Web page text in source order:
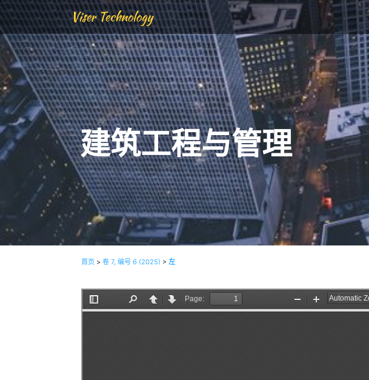
Viser Technology
建筑工程与管理
首页 >卷 7, 编号 6 (2025) >左